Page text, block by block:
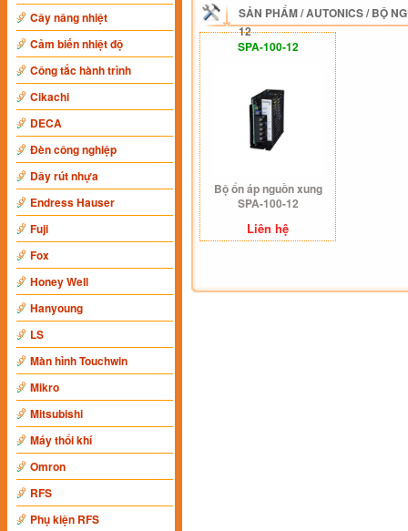
Cây nâng nhiệt
Cảm biến nhiệt độ
Công tắc hành trình
Cikachi
DECA
Đèn công nghiệp
Dây rút nhựa
Endress Hauser
Fuji
Fox
Honey Well
Hanyoung
LS
Màn hình Touchwin
Mikro
Mitsubishi
Máy thổi khí
Omron
RFS
Phụ kiện RFS
SẢN PHẨM/AUTONICS/BỘ
12
SPA-100-12
Bộ ổn áp nguồn xung
SPA-100-12
Liên hệ